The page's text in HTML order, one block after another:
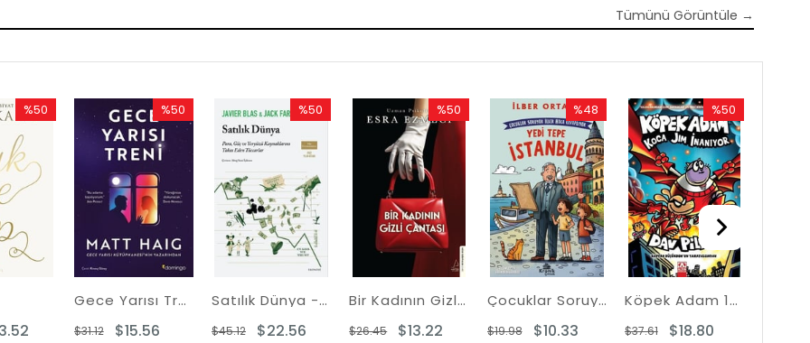
Tümünü Görüntüle →
%50
Rabatt
%50Rabatt
Gece Yarısı Treni
$15.56
$31.12
%50
Rabatt
%50Rabatt
Satılık Dünya - Para Güç ve Yeryüzü Kaynaklarını Takas Eden Tüccarlar
$22.56
$45.12
%50
%50Rabatt
Bir Kadının Gizli Çantası
$13.22
$26.45
%50
Rabatt
%50Rabatt
Çocuklar Soruyor İlber Hoca Cevaplıyor: Yedi Tepe İstanbul
$10.33
$19.98
%48
Rabatt
%48Rabatt
Köpek Adam 14 - Koca Jim İnanıyor
$18.80
$37.61
%50
Rabatt
%50Rabatt